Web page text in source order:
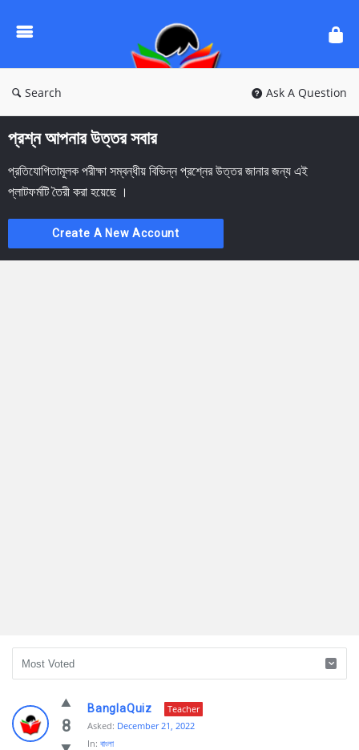
Questions
Search Ask A Question
প্রশ্ন আপনার উত্তর সবার
প্রতিযোগিতামূলক পরীক্ষা সম্বন্ধীয় বিভিন্ন প্রশ্নের উত্তর জানার জন্য এই
প্লাটফর্মটি তৈরী করা হয়েছে ।
Create A New Account
Ask
Questions
8
BanglaQuiz
Teacher
Asked: December 21, 2022
In: বাংলা